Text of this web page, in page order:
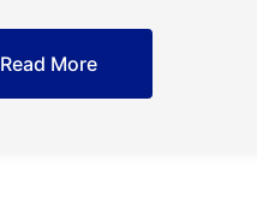
Read More